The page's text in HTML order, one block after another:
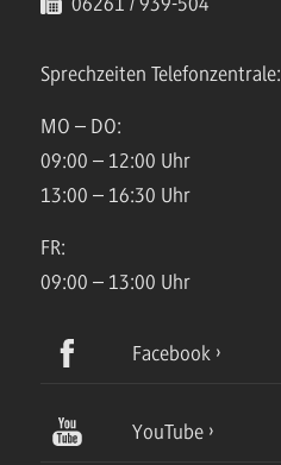
Sprechzeiten Telefonzentrale:
MO – DO:
09:00 – 12:00 Uhr
13:00 – 16:30 Uhr
FR:
09:00 – 13:00 Uhr
Facebook
YouTube